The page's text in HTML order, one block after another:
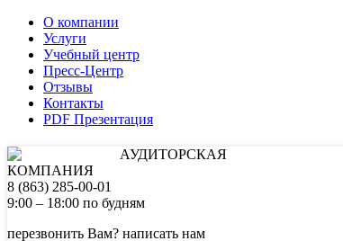
О компании
Услуги
Учебный центр
Пресс-Центр
Отзывы
Контакты
PDF Презентация
АУДИТОРСКАЯ
КОМПАНИЯ
8 (863) 285-00-01
9:00 – 18:00 по будням
перезвонить Вам? написать нам